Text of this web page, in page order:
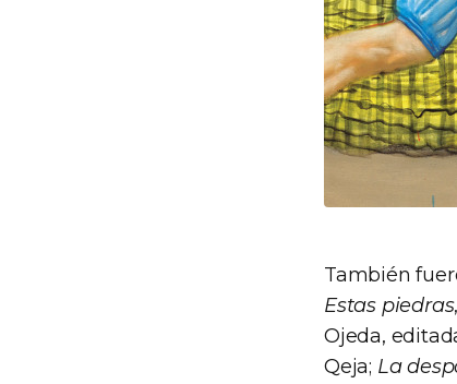
También
Estas piedras
Ojeda,
Qeja; La